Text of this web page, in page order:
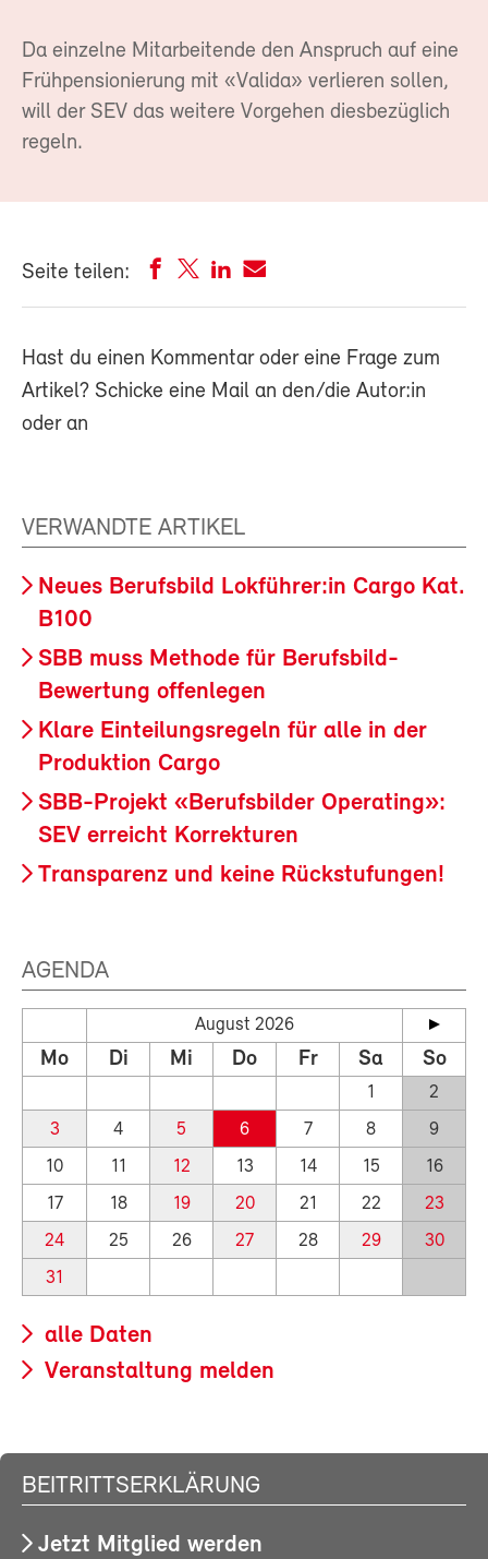
Da einzelne Mitarbeitende den Anspruch auf eine
Frühpensionierung mit «Valida» verlieren sollen,
will der SEV das weitere Vorgehen diesbezüglich
regeln.
Seite teilen:
Hast du einen Kommentar oder eine Frage zum
Artikel? Schicke eine Mail an den/die Autor:in
oder an
VERWANDTE ARTIKEL
Neues Berufsbild Lokführer:in Cargo Kat.
B100
SBB muss Methode für Berufsbild-
Bewertung offenlegen
Klare Einteilungsregeln für alle in der
Produktion Cargo
SBB-Projekt «Berufsbilder Operating»:
SEV erreicht Korrekturen
Transparenz und keine Rückstufungen!
AGENDA
August 2026
Mo Di Mi Do Fr Sa So
1
2
3
4 5 6 7 8
9
10
11 12 13 14 15
16
17
18 19 20 21 22
23
24
25 26 27 28 29
30
31
alle Daten
Veranstaltung melden
BEITRITTSERKLÄRUNG
Jetzt Mitglied werden